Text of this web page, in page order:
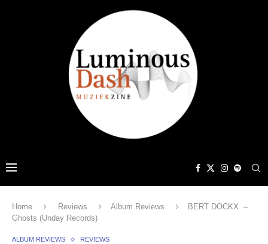
Home Reviews Album Reviews
BERT DOCKX –
Ghosts (Unday Records)
ALBUM REVIEWS REVIEWS